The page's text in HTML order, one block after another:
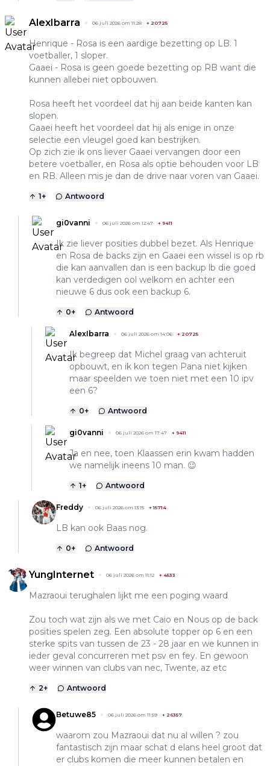
AlexIbarra 06 juli 2026 om 11:28 + 20725
Henrique - Rosa is een aardige bezetting op LB. 1
voetballer, 1 sloper.
Gaaei - Rosa is geen goede bezetting op RB want die
kunnen allebei niet opbouwen.
Rosa heeft het voordeel dat hij aan beide kanten kan
slopen.
Gaaei heeft het voordeel dat hij als enige in onze
selectie een vleugel goed kan bestrijken.
Op zich zie ik ons liever Gaaei vervangen door een
betere voetballer, en Rosa als optie behouden voor LB
en RB. Alleen mis je dan de drive naar voren van Gaaei.
1+ Antwoord
gi0vanni 06 juli 2026 om 12:47 + 9411
Ik zie liever posities dubbel bezet. Als Henrique
en Rosa de backs zijn en Gaaei een wissel is op rb
die kan aanvallen dan is een backup lb die goed
kan verdedigen ool welkom en achter een
nieuwe 6 dus ook een backup 6.
0+ Antwoord
AlexIbarra 06 juli 2026 om 14:06 + 20725
Ik begreep dat Michel graag van achteruit
opbouwt, en ik kon tegen Pana niet kijken
maar speelden we toen niet met een 10 ipv
een 6?
0+ Antwoord
gi0vanni 06 juli 2026 om 17:47 + 9411
Ja en nee, toen Klaassen erin kwam hadden
we namelijk ineens 10 man. 😉
1+ Antwoord
Freddy 06 juli 2026 om 13:15 +15714
LB kan ook Baas nog.
0+ Antwoord
YungInternet 06 juli 2026 om 11:12 + 4533
Mazraoui terughalen lijkt me een poging waard
Zou toch wat zijn als we met Caio en Nous op de back
posities spelen zeg. Een absolute topper op 6 en een
sterke spits van tussen de 23 - 28 jaar en we kunnen in
ieder geval concurreren met psv en fey. En gewoon
weer winnen van clubs van nec, Twente, az etc
2+ Antwoord
Betuwe85 06 juli 2026 om 11:59 + 26357
waarom zou Mazraoui dat nu al willen ? zou
fantastisch zijn maar schat d elans heel groot dat
er clubs komen die meer kunnen betalen en